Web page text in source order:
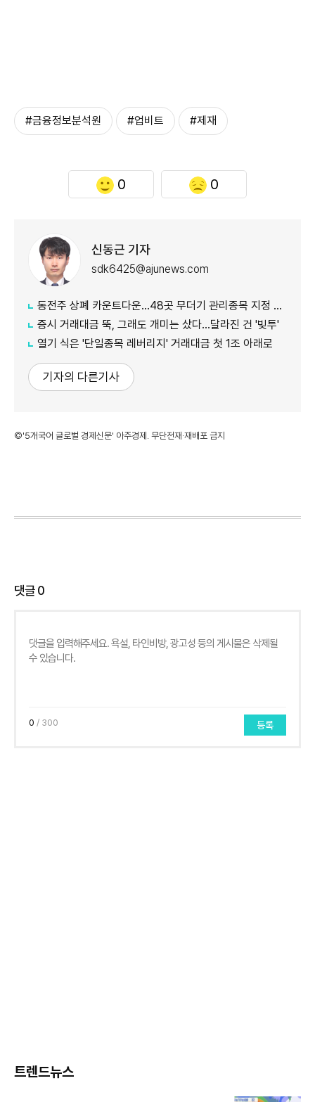
#금융정보분석원 #업비트 #제재
0 0
신동근 기자
sdk6425@ajunews.com
동전주 상폐 카운트다운…48곳 무더기 관리종목 지정 임박
증시 거래대금 뚝, 그래도 개미는 샀다…달라진 건 '빚투'
열기 식은 '단일종목 레버리지' 거래대금 첫 1조 아래로
기자의 다른기사
©'5개국어 글로벌 경제신문' 아주경제. 무단전재·재배포 금지
댓글0
0 / 300 등록
트렌드뉴스